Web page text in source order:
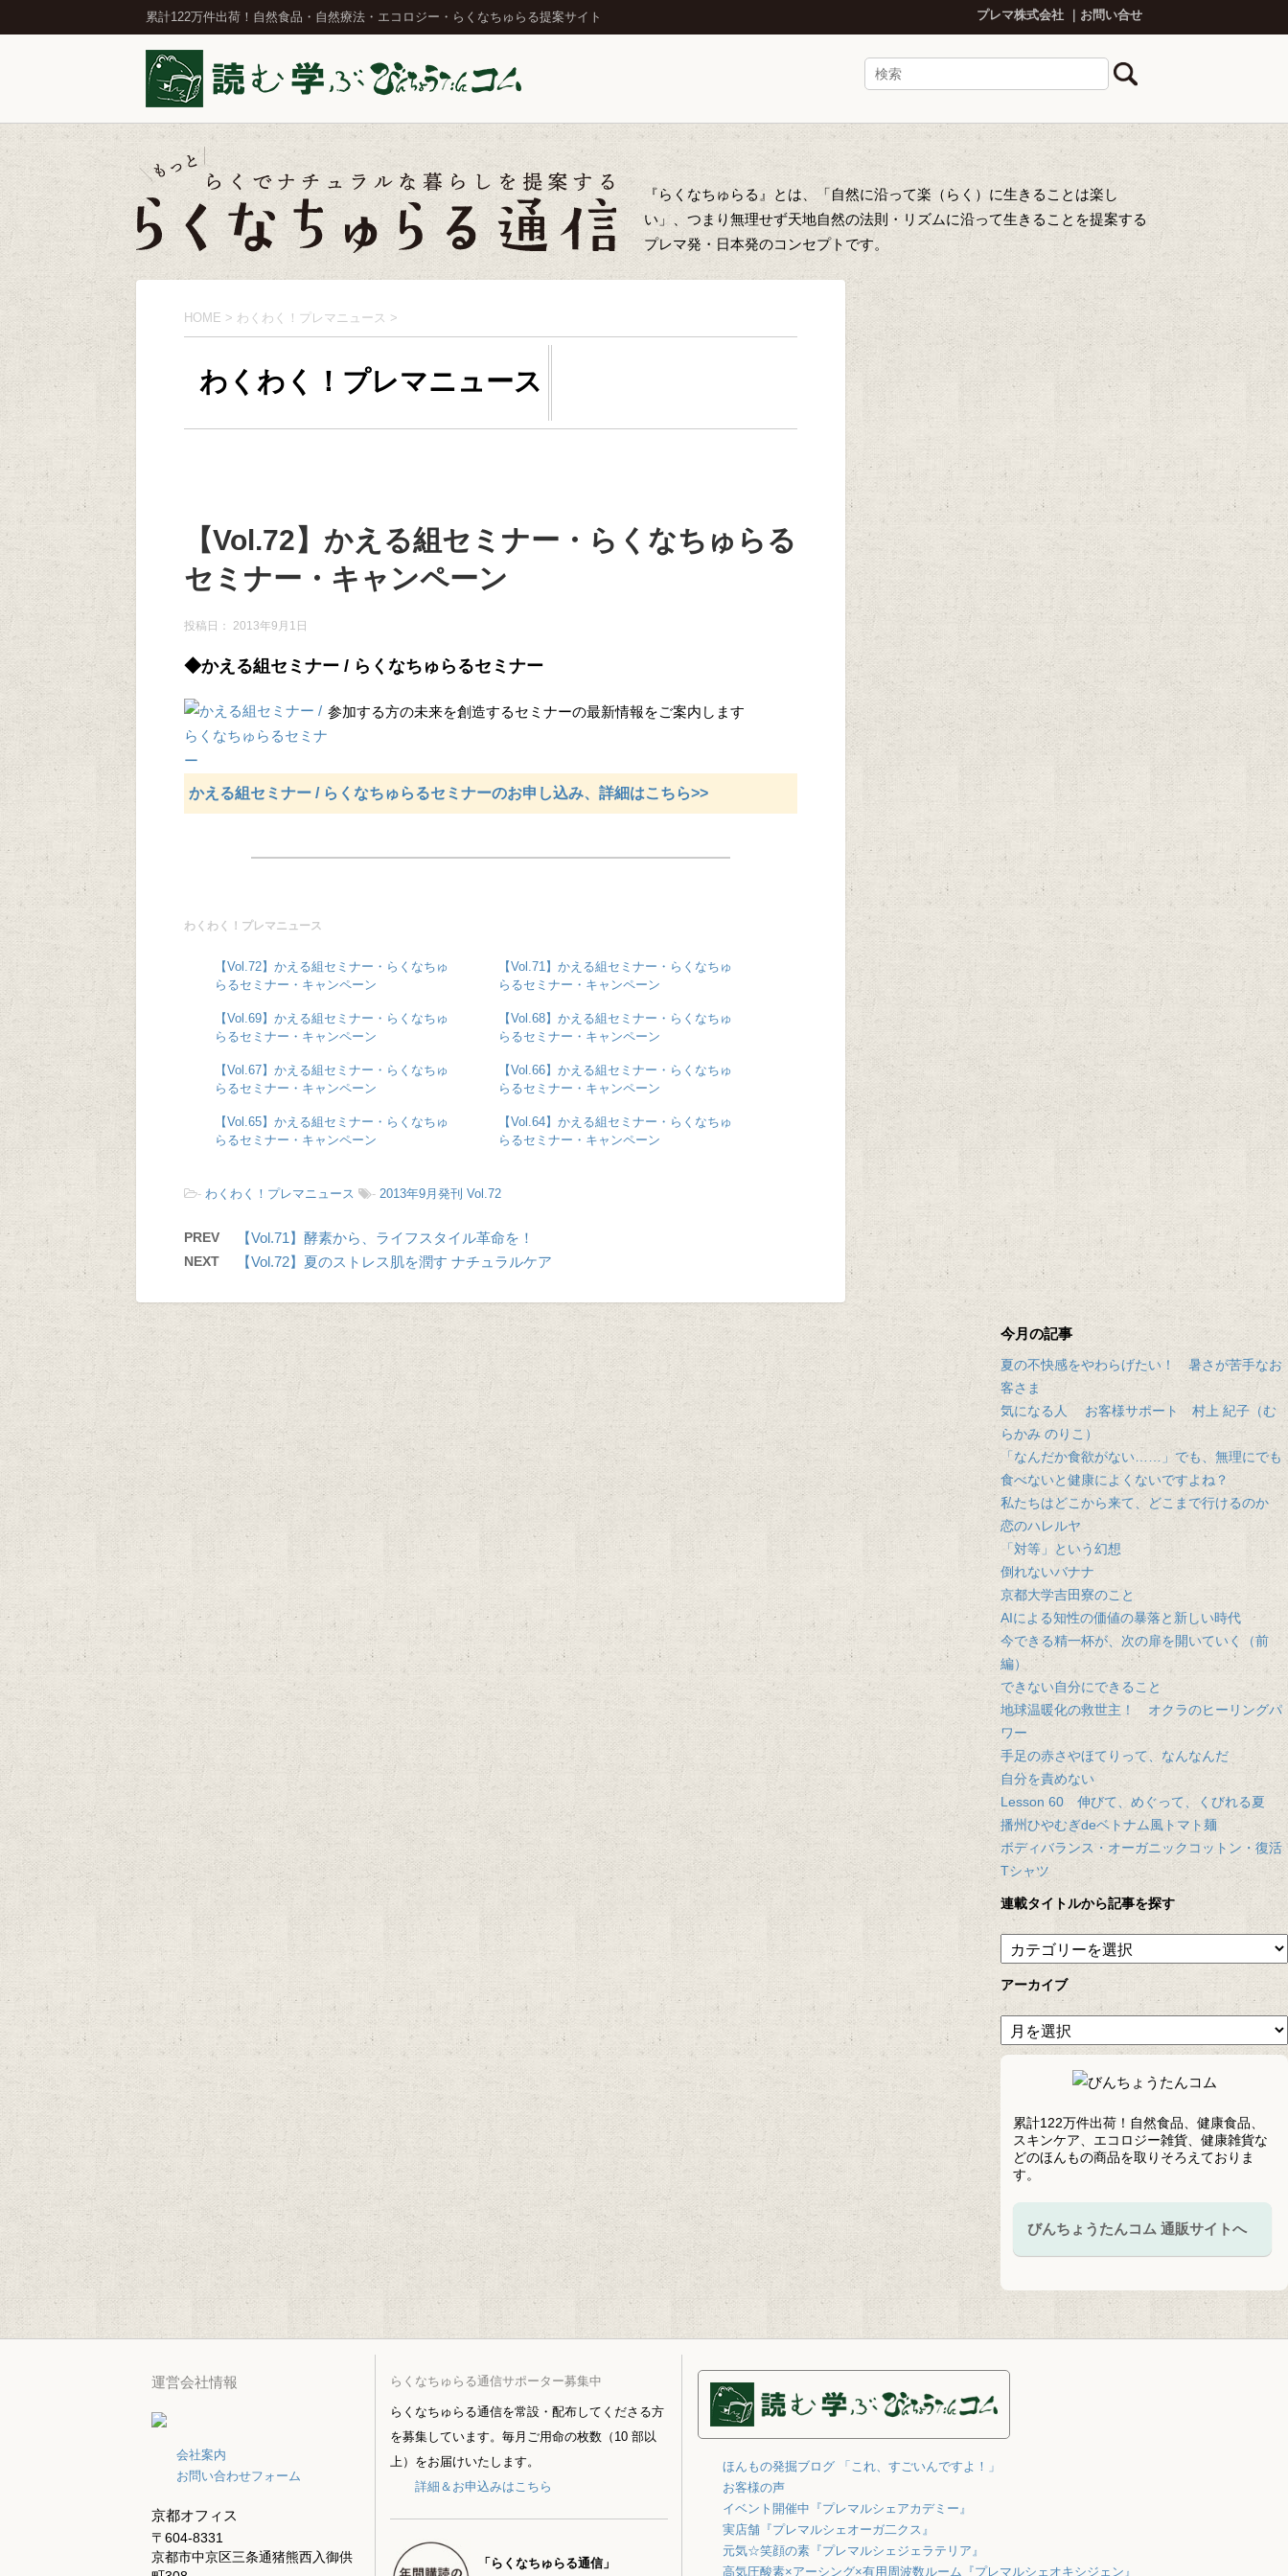
累計122万件出荷！自然食品・自然療法・エコロジー・らくなちゅらる提案サイト プレマ株式会社 お問い合せ
『らくなちゅらる』とは、「自然に沿って楽（らく）に生きることは楽し
い」、つまり無理せず天地自然の法則・リズムに沿って生きることを提案する
プレマ発・日本発のコンセプトです。
HOME > わくわく！プレマニュース >
わくわく！プレマニュース
【Vol.72】かえる組セミナー・らくなちゅらる
セミナー・キャンペーン
投稿日： 2013年9月1日
◆かえる組セミナー / らくなちゅらるセミナー
参加する方の未来を創造するセミナーの最新情報をご案内します
かえる組セミナー / らくなちゅらるセミナーのお申し込み、詳細はこちら>>
わくわく！プレマニュース
【Vol.72】かえる組セミナー・らくなちゅ
らるセミナー・キャンペーン
【Vol.71】かえる組セミナー・らくなちゅ
らるセミナー・キャンペーン
【Vol.69】かえる組セミナー・らくなちゅ
らるセミナー・キャンペーン
【Vol.68】かえる組セミナー・らくなちゅ
らるセミナー・キャンペーン
【Vol.67】かえる組セミナー・らくなちゅ
らるセミナー・キャンペーン
【Vol.66】かえる組セミナー・らくなちゅ
らるセミナー・キャンペーン
【Vol.65】かえる組セミナー・らくなちゅ
らるセミナー・キャンペーン
【Vol.64】かえる組セミナー・らくなちゅ
らるセミナー・キャンペーン
- わくわく！プレマニュース - 2013年9月発刊 Vol.72
PREV 【Vol.71】酵素から、ライフスタイル革命を！
NEXT 【Vol.72】夏のストレス肌を潤す ナチュラルケア
今月の記事
夏の不快感をやわらげたい！ 暑さが苦手なお
客さま
気になる人 お客様サポート 村上 紀子（む
らかみ のりこ）
「なんだか食欲がない……」でも、無理にでも
食べないと健康によくないですよね？
私たちはどこから来て、どこまで行けるのか
恋のハレルヤ
「対等」という幻想
倒れないバナナ
京都大学吉田寮のこと
AIによる知性の価値の暴落と新しい時代
今できる精一杯が、次の扉を開いていく（前
編）
できない自分にできること
地球温暖化の救世主！ オクラのヒーリングパ
ワー
手足の赤さやほてりって、なんなんだ
自分を責めない
Lesson 60 伸びて、めぐって、くびれる夏
播州ひやむぎdeベトナム風トマト麺
ボディバランス・オーガニックコットン・復活
Tシャツ
連載タイトルから記事を探す
アーカイブ
累計122万件出荷！自然食品、健康食品、
スキンケア、エコロジー雑貨、健康雑貨な
どのほんもの商品を取りそろえておりま
す。
びんちょうたんコム 通販サイトへ
運営会社情報
会社案内
お問い合わせフォーム
京都オフィス
〒604-8331
京都市中京区三条通猪熊西入御供
らくなちゅらる通信サポーター募集中
らくなちゅらる通信を常設・配布してくださる方
を募集しています。毎月ご用命の枚数（10 部以
上）をお届けいたします。
詳細＆お申込みはこちら
「らくなちゅらる通信」
ほんもの発掘ブログ 「これ、すごいんですよ！」
お客様の声
イベント開催中『プレマルシェアカデミー』
実店舗『プレマルシェオーガ二クス』
元気☆笑顔の素『プレマルシェジェラテリア』
高気圧酸素×アーシング×有用周波数ルーム『プレマルシェオキシジェン』